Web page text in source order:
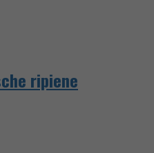
ripiene